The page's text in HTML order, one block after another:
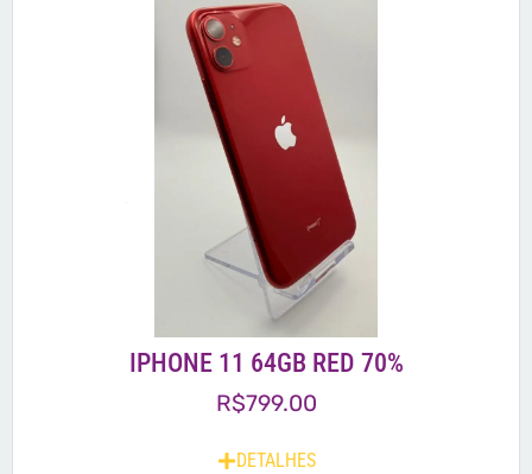
IPHONE 11 64GB RED 70%
R$799.00
DETALHES